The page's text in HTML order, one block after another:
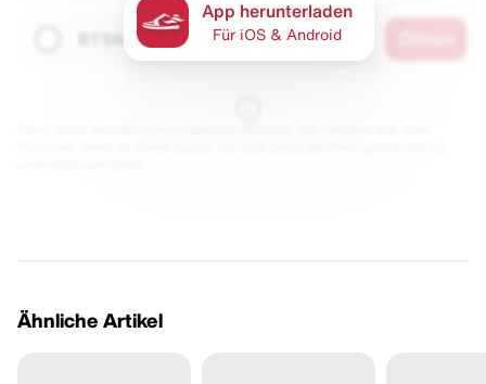
App herunterladen
Für iOS & Android
Ähnliche Artikel